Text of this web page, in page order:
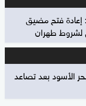
إعادة فتح مضيق
لشروط طهران
الأسود بعد تصاعد